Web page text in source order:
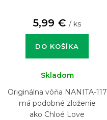
5,99 € / ks
DO KOŠÍKA
Skladom
Originálna vôňa NANITA-117
má podobné zloženie
ako Chloé Love